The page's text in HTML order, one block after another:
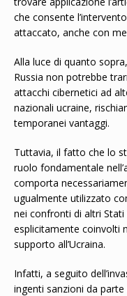
che consente
attaccato, anche con
Alla luce di quanto
Russia non potrebbe
attacchi cibernetici ad
nazionali ucraine,
temporanei vantaggi.
Tuttavia, il fatto che lo
ruolo fondamentale
comporta
ugualmente utilizzato
nei confronti di altri
esplicitamente coinvolti
supporto all’Ucraina.
Infatti, a seguito
ingenti sanzioni da